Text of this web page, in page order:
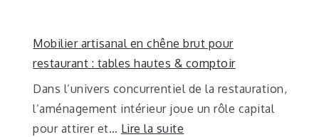
Mobilier artisanal en chêne brut pour
restaurant : tables hautes & comptoir
Dans l’univers concurrentiel de la restauration,
l’aménagement intérieur joue un rôle capital
pour attirer et… Lire la suite